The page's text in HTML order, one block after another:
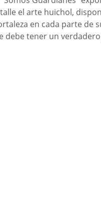
el arte huichol,
en cada parte de
debe tener un